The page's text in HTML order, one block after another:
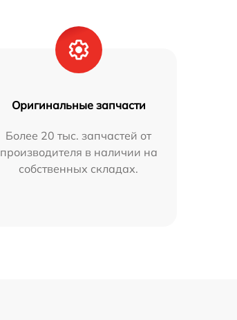
Оригинальные запчасти
Более 20 тыс. запчастей от
производителя в наличии на
собственных складах.